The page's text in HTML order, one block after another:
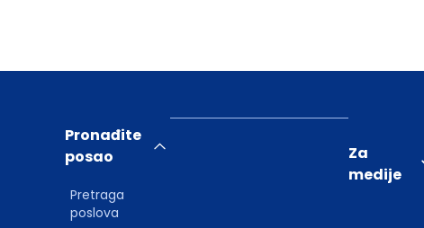
Pronađite
posao
Pretraga
poslova
Za
medije